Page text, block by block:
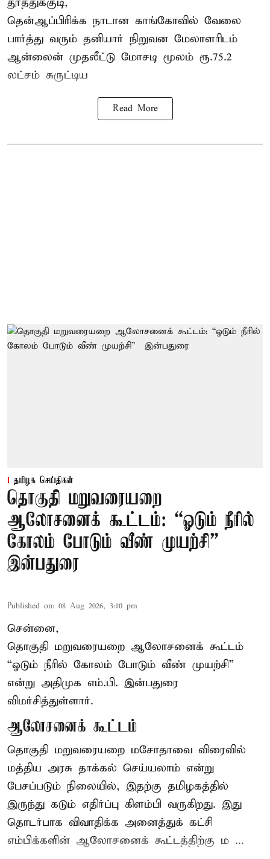
தென்ஆப்பிரிக்க நாடான காங்கோவில் வேலை
பார்த்து வரும் தனியார் நிறுவன மேலாளரிடம்
ஆன்லைன் முதலீட்டு மோசடி மூலம் ரூ.75.2
லட்சம் சுருட்டிய
Read More
தமிழக செய்திகள்
தொகுதி மறுவரையறை
ஆலோசனைக் கூட்டம்: “ஓடும் நீரில்
கோலம் போடும் வீண் முயற்சி” –
இன்பதுரை
Published on: 08 Aug 2026, 3:10 pm
சென்னை,
தொகுதி மறுவரையறை ஆலோசனைக் கூட்டம்
“ஓடும் நீரில் கோலம் போடும் வீண் முயற்சி”
என்று அதிமுக எம்.பி. இன்பதுரை
விமர்சித்துள்ளார்.
ஆலோசனைக் கூட்டம்
தொகுதி மறுவரையறை மசோதாவை விரைவில்
மத்திய அரசு தாக்கல் செய்யலாம் என்று
பேசப்படும் நிலையில், இதற்கு தமிழகத்தில்
இருந்து கடும் எதிர்ப்பு கிளம்பி வருகிறது. இது
தொடர்பாக விவாதிக்க அனைத்துக் கட்சி
எம்பிக்களின் ஆலோசனைக் கூட்டத்திற்கு ம ...